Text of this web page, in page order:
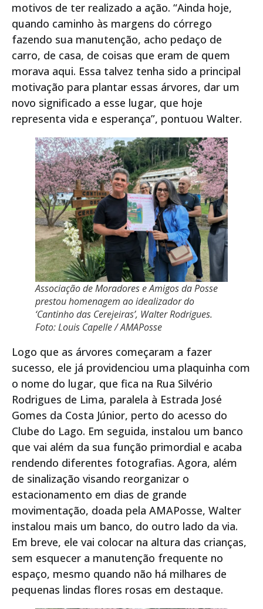
motivos de ter realizado a ação. “Ainda hoje,
quando caminho às margens do córrego
fazendo sua manutenção, acho pedaço de
carro, de casa, de coisas que eram de quem
morava aqui. Essa talvez tenha sido a principal
motivação para plantar essas árvores, dar um
novo significado a esse lugar, que hoje
representa vida e esperança”, pontuou Walter.
Associação de Moradores e Amigos da Posse
prestou homenagem ao idealizador do
‘Cantinho das Cerejeiras’, Walter Rodrigues.
Foto: Louis Capelle / AMAPosse
Logo que as árvores começaram a fazer
sucesso, ele já providenciou uma plaquinha com
o nome do lugar, que fica na Rua Silvério
Rodrigues de Lima, paralela à Estrada José
Gomes da Costa Júnior, perto do acesso do
Clube do Lago. Em seguida, instalou um banco
que vai além da sua função primordial e acaba
rendendo diferentes fotografias. Agora, além
de sinalização visando reorganizar o
estacionamento em dias de grande
movimentação, doada pela AMAPosse, Walter
instalou mais um banco, do outro lado da via.
Em breve, ele vai colocar na altura das crianças,
sem esquecer a manutenção frequente no
espaço, mesmo quando não há milhares de
pequenas lindas flores rosas em destaque.